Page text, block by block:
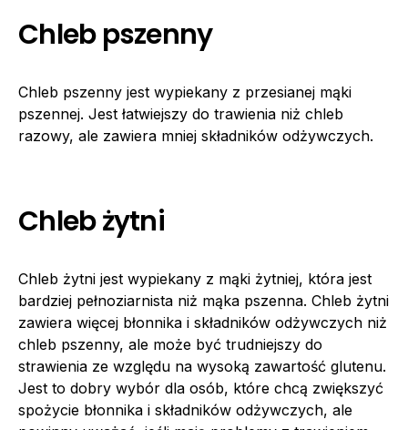
Chleb pszenny
Chleb pszenny jest wypiekany z przesianej mąki
pszennej. Jest łatwiejszy do trawienia niż chleb
razowy, ale zawiera mniej składników odżywczych.
Chleb żytni
Chleb żytni jest wypiekany z mąki żytniej, która jest
bardziej pełnoziarnista niż mąka pszenna. Chleb żytni
zawiera więcej błonnika i składników odżywczych niż
chleb pszenny, ale może być trudniejszy do
strawienia ze względu na wysoką zawartość glutenu.
Jest to dobry wybór dla osób, które chcą zwiększyć
spożycie błonnika i składników odżywczych, ale